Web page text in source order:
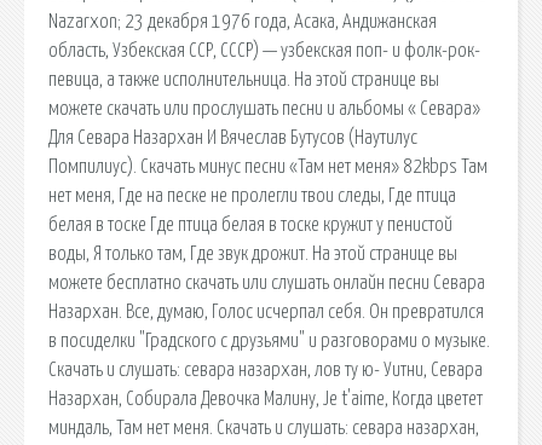
Nazarxon; 23 декабря 1976 года, Асака, Андижанская
область, Узбекская ССР, СССР) — узбекская поп- и фолк-рок-
певица, а также исполнительница. На этой странице вы
можете скачать или прослушать песни и альбомы « Севара»
Для Севара Назархан И Вячеслав Бутусов (Наутилус
Помпилиус). Скачать минус песни «Там нет меня» 82kbps Там
нет меня, Где на песке не пролегли твои следы, Где птица
белая в тоске Где птица белая в тоске кружит у пенистой
воды, Я только там, Где звук дрожит. На этой странице вы
можете бесплатно скачать или слушать онлайн песни Севара
Назархан. Все, думаю, Голос исчерпал себя. Он превратился
в посиделки "Градского с друзьями" и разговорами о музыке.
Скачать и слушать: севара назархан, лов ту ю- Уитни, Севара
Назархан, Собирала Девочка Малину, Je t'aime, Когда цветет
миндаль, Там нет меня. Скачать и слушать: севара назархан,